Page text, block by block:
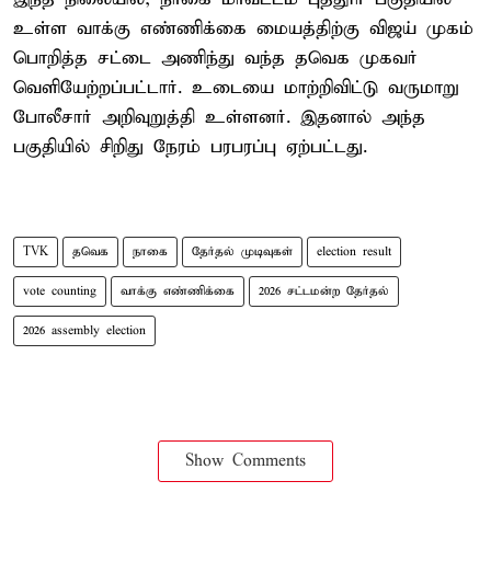
உள்ள வாக்கு எண்ணிக்கை மையத்திற்கு விஜய் முகம்
பொறித்த சட்டை அணிந்து வந்த தவெக முகவர்
வெளியேற்றப்பட்டார். உடையை மாற்றிவிட்டு வருமாறு
போலீசார் அறிவுறுத்தி உள்ளனர். இதனால் அந்த
பகுதியில் சிறிது நேரம் பரபரப்பு ஏற்பட்டது.
TVK தவெக நாகை தேர்தல் முடிவுகள் election result
vote counting வாக்கு எண்ணிக்கை 2026 சட்டமன்ற தேர்தல்
2026 assembly election
Show Comments